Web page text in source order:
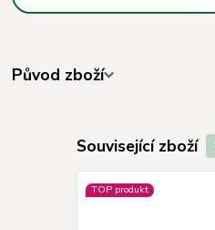
Původ zboží
Související zboží
TOP produkt